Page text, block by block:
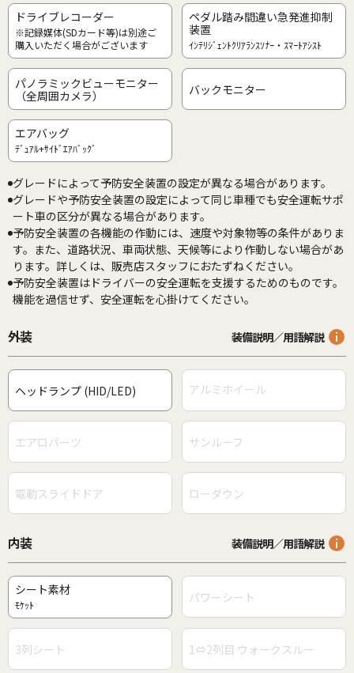
ドライブレコーダー
※記録媒体(SDカード等)は別途ご
購入いただく場合がございます
ペダル踏み間違い急発進抑制
装置
ｲﾝﾃﾘｼﾞｪﾝﾄｸﾘｱﾗﾝｽｿﾅｰ・ｽﾏｰﾄｱｼｽﾄ
パノラミックビューモニター
（全周囲カメラ）
バックモニター
エアバッグ
ﾃﾞｭｱﾙ+ｻｲﾄﾞｴｱﾊﾞｯｸﾞ
グレードによって予防安全装置の設定が異なる場合があります。
グレードや予防安全装置の設定によって同じ車種でも安全運転サポ
ート車の区分が異なる場合があります。
予防安全装置の各機能の作動には、速度や対象物等の条件がありま
す。また、道路状況、車両状態、天候等により作動しない場合があ
ります。詳しくは、販売店スタッフにおたずねください。
予防安全装置はドライバーの安全運転を支援するためのものです。
機能を過信せず、安全運転を心掛けてください。
外装 装備説明／用語解説
ヘッドランプ (HID/LED) アルミホイール
エアロパーツ サンルーフ
電動スライドドア ローダウン
内装 装備説明／用語解説
シート素材
ﾓｹｯﾄ パワーシート
3列シート 1⇔2列目 ウォークスルー